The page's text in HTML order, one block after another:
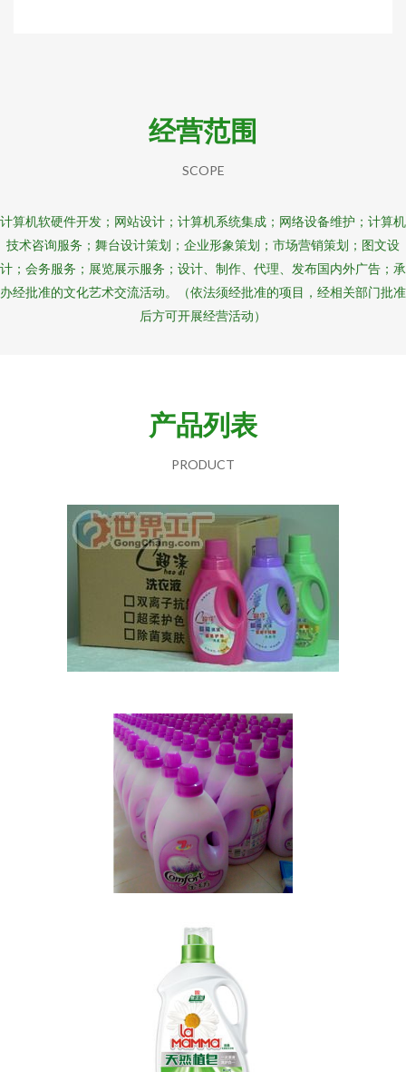
经营范围
SCOPE
计算机软硬件开发；网站设计；计算机系统集成；网络设备维护；计算机
技术咨询服务；舞台设计策划；企业形象策划；市场营销策划；图文设
计；会务服务；展览展示服务；设计、制作、代理、发布国内外广告；承
办经批准的文化艺术交流活动。（依法须经批准的项目，经相关部门批准
后方可开展经营活动）
产品列表
PRODUCT